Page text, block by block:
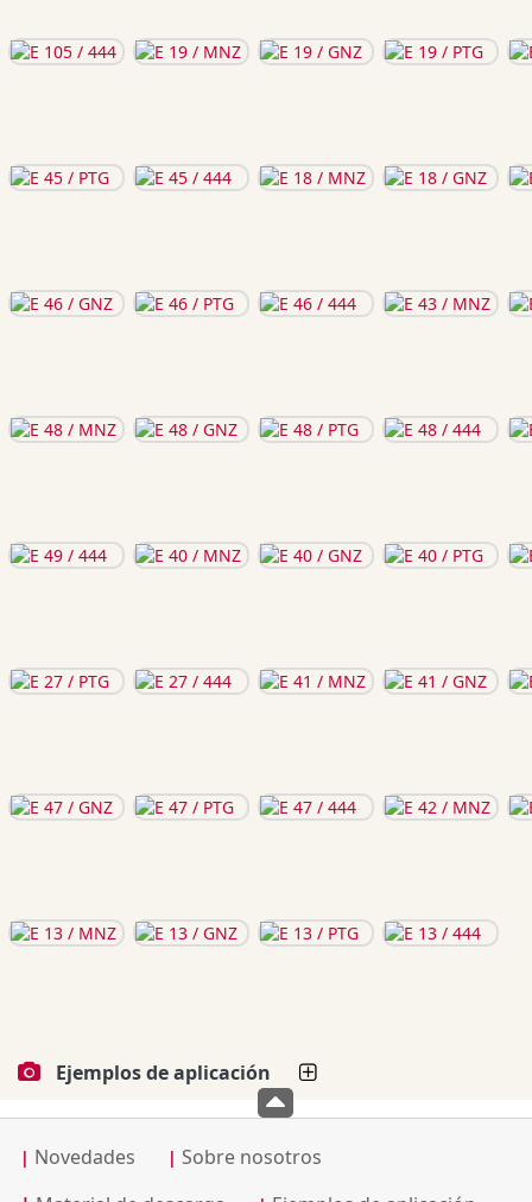
Ejemplos de aplicación
| Novedades | Sobre nosotros